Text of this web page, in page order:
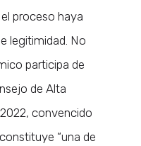
proceso haya
legitimidad. No
participa de
de Alta
convencido
“una de